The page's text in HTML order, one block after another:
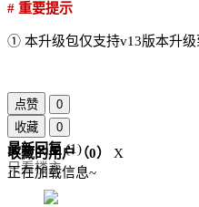
# 重要提示
① 本升级包仅支持v13版本升级
点赞
0
收藏
0
收藏的用户（0）
X
正在加载信息~
最新回复(1)
只看楼主